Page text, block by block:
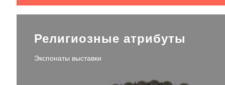
Религиозные атрибуты
Экспонаты выставки